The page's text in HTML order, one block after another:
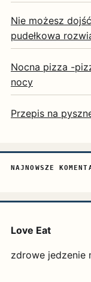
Nie możesz
pudełkowa
Nocna pizza -
nocy
Przepis na
NAJNOWSZE
Love Eat
zdrowe jedzenie